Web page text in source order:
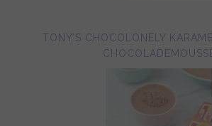
TONY’S CHOCOLONELY